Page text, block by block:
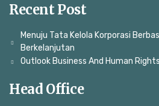
Recent Post
Menuju Tata Kelola Korporasi
Berkelanjutan
Outlook Business And Human
Head Office